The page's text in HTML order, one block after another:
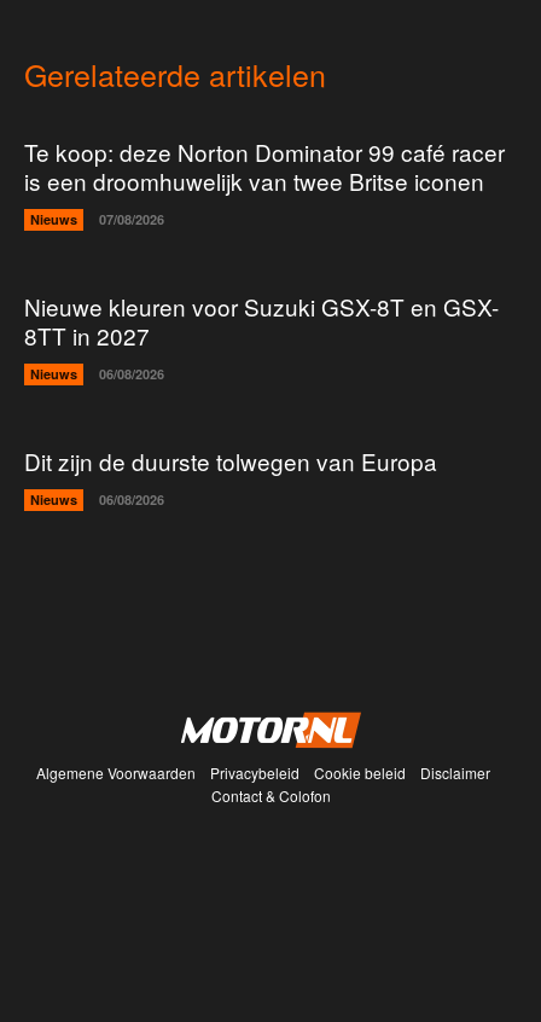
Gerelateerde artikelen
Te koop: deze Norton Dominator 99 café racer
is een droomhuwelijk van twee Britse iconen
Nieuws 07/08/2026
Nieuwe kleuren voor Suzuki GSX-8T en GSX-
8TT in 2027
Nieuws 06/08/2026
Dit zijn de duurste tolwegen van Europa
Nieuws 06/08/2026
Algemene Voorwaarden Privacybeleid Cookie beleid
Disclaimer
Contact & Colofon